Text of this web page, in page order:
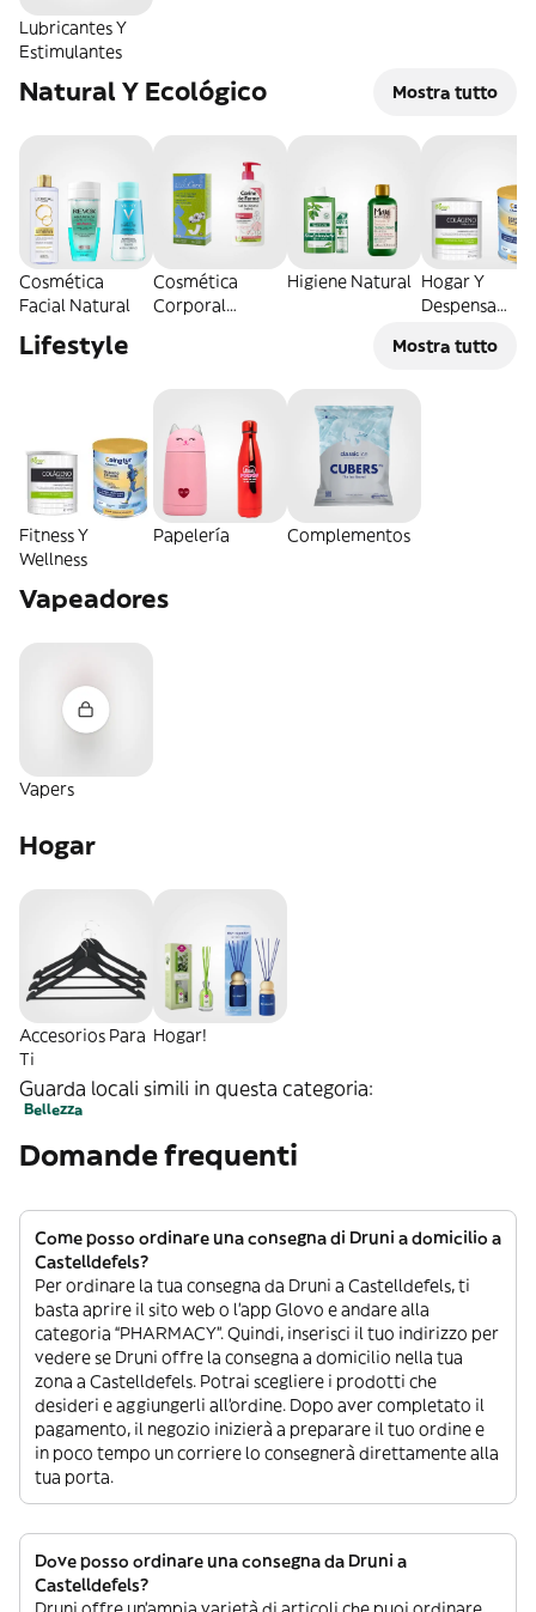
Lubricantes Y
Estimulantes
Natural Y Ecológico Mostra tutto
Cosmética
Facial Natural
Cosmética
Corporal
Higiene Natural Hogar Y
Despensa
Lifestyle Mostra tutto
Fitness Y
Wellness
Papelería Complementos
Vapeadores
Vapers
Hogar
Accesorios Para
Ti
Hogar!
Guarda locali simili in questa categoria:
Bellezza
Domande frequenti
Come posso ordinare una consegna di Druni a domicilio a
Castelldefels?
Per ordinare la tua consegna da Druni a Castelldefels, ti
basta aprire il sito web o l’app Glovo e andare alla
categoria “PHARMACY”. Quindi, inserisci il tuo indirizzo per
vedere se Druni offre la consegna a domicilio nella tua
zona a Castelldefels. Potrai scegliere i prodotti che
desideri e aggiungerli all’ordine. Dopo aver completato il
pagamento, il negozio inizierà a preparare il tuo ordine e
in poco tempo un corriere lo consegnerà direttamente alla
tua porta.
Dove posso ordinare una consegna da Druni a
Castelldefels?